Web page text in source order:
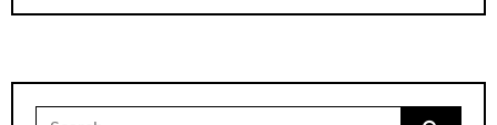
Search